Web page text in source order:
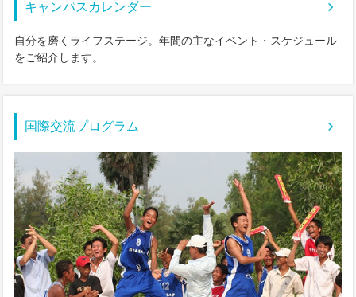
キャンパスカレンダー
自分を磨くライフステージ。年間の主なイベント・スケジュール
をご紹介します。
国際交流プログラム